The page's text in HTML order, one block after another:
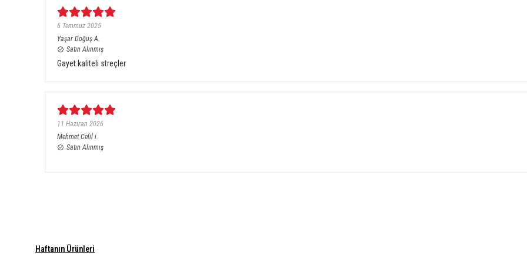
6 Temmuz 2025
Yaşar Doğuş A.
Satın Alınmış
Gayet kaliteli streçler
11 Haziran 2026
Mehmet Celil i.
Satın Alınmış
Haftanın Ürünleri